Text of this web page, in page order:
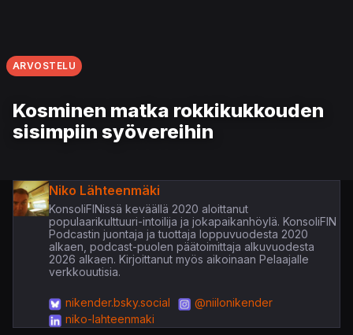
ARVOSTELU
Kosminen matka rokkikukkouden
sisimpiin syövereihin
Niko Lähteenmäki
KonsoliFINissä keväällä 2020 aloittanut
populaarikulttuuri-intoilija ja jokapaikanhöylä. KonsoliFIN
Podcastin juontaja ja tuottaja loppuvuodesta 2020
alkaen, podcast-puolen päätoimittaja alkuvuodesta
2026 alkaen. Kirjoittanut myös aikoinaan Pelaajalle
verkkouutisia.
nikender.bsky.social
@niilonikender
niko-lahteenmaki